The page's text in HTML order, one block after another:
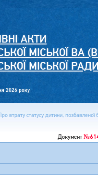
АКТИ
МІСЬКОЇ ВА
МІСЬКОЇ
2026 року
втрату статусу дитини,
Документ